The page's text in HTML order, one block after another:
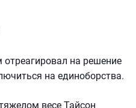
на решение
на единоборства.
весе Тайсон